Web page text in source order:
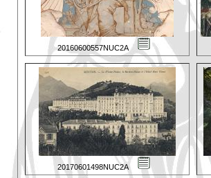
20160600557NUC2A
20170601498NUC2A